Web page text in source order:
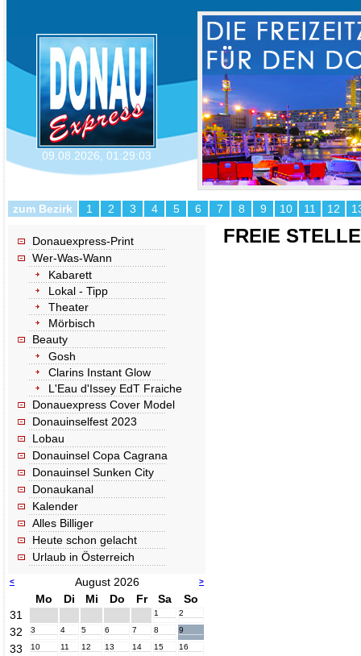
09.08.2026 01:29:03
zum Bezirk 1 2 3 4 5 6 7 8 9 10 11 12
Donauexpress-Print
Wer-Was-Wann
Kabarett
Lokal - Tipp
Theater
Mörbisch
Beauty
Gosh
Clarins Instant Glow
L'Eau d'Issey EdT Fraiche
Donauexpress Cover Model
Donauinselfest 2023
Lobau
Donauinsel Copa Cagrana
Donauinsel Sunken City
Donaukanal
Kalender
Alles Billiger
Heute schon gelacht
Urlaub in Österreich
< August 2026 >
Mo Di Mi Do Fr Sa
So
31
1 2
32 3 4 5 6 7 8 9
33 10 11 12 13 14 15 16
FREIE